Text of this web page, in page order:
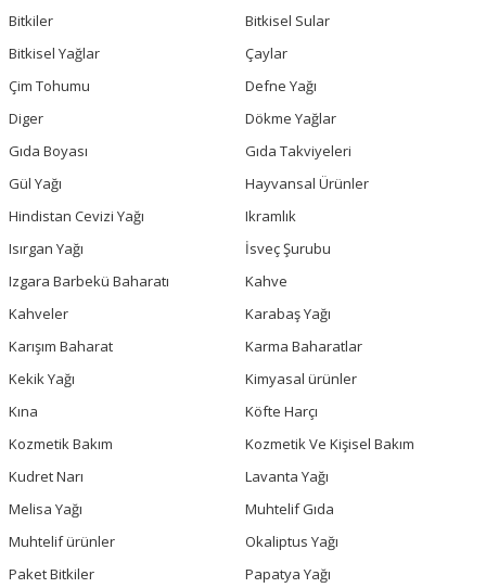
Bitkiler
Bitkisel Sular
Bitkisel Yağlar
Çaylar
Çim Tohumu
Defne Yağı
Diger
Dökme Yağlar
Gıda Boyası
Gıda Takviyeleri
Gül Yağı
Hayvansal Ürünler
Hindistan Cevizi Yağı
Ikramlık
Isırgan Yağı
İsveç Şurubu
Izgara Barbekü Baharatı
Kahve
Kahveler
Karabaş Yağı
Karışım Baharat
Karma Baharatlar
Kekik Yağı
Kimyasal ürünler
Kına
Köfte Harçı
Kozmetik Bakım
Kozmetik Ve Kişisel Bakım
Kudret Narı
Lavanta Yağı
Melisa Yağı
Muhtelif Gıda
Muhtelif ürünler
Okaliptus Yağı
Paket Bitkiler
Papatya Yağı